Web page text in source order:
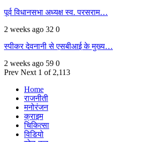
पूर्व विधानसभा अध्यक्ष स्व. परसराम…
2 weeks ago 32 0
स्पीकर देवनानी से एसबीआई के मुख्य…
2 weeks ago 59 0
Prev Next 1 of 2,113
Home
राजनीती
मनोरंजन
क्राइम
चिकित्सा
विडियो